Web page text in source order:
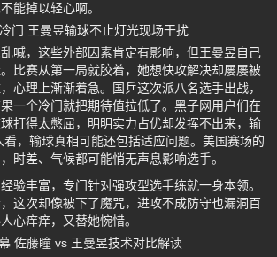
能掉以轻心啊。
门 王曼昱输球不止灯光现场干扰
喊，这些外部因素肯定有影响，但王曼昱自己
比赛从第一局就胶着，她想快攻解决却屡屡被
心理上渐渐着急。国乒这次派八名选手出战，
一个冷门就把期待值拉低了。黑子网用户们在
打得太憋屈，明明实力占优却发挥不出来，输
，输球真相可能还包括适应问题。美国赛场的
时差、气候都可能悄无声息影响选手。
验丰富，专门针对强攻型选手练就一身本领。
这次却像被下了魔咒，进攻不成防守也漏洞百
心痒痒，又替她惋惜。
佐藤瞳 vs 王曼昱技术对比解读